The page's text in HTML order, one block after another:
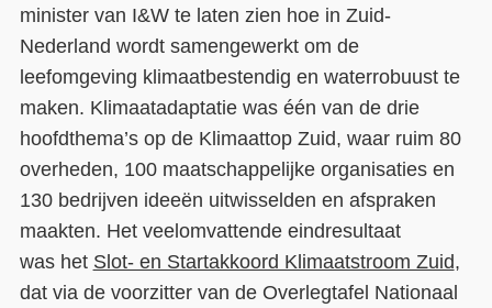
minister van I&W te laten zien hoe in Zuid-
Nederland wordt samengewerkt om de
leefomgeving klimaatbestendig en waterrobuust te
maken. Klimaatadaptatie was één van de drie
hoofdthema’s op de Klimaattop Zuid, waar ruim 80
overheden, 100 maatschappelijke organisaties en
130 bedrijven ideeën uitwisselden en afspraken
maakten. Het veelomvattende eindresultaat
was het Slot- en Startakkoord Klimaatstroom Zuid,
dat via de voorzitter van de Overlegtafel Nationaal